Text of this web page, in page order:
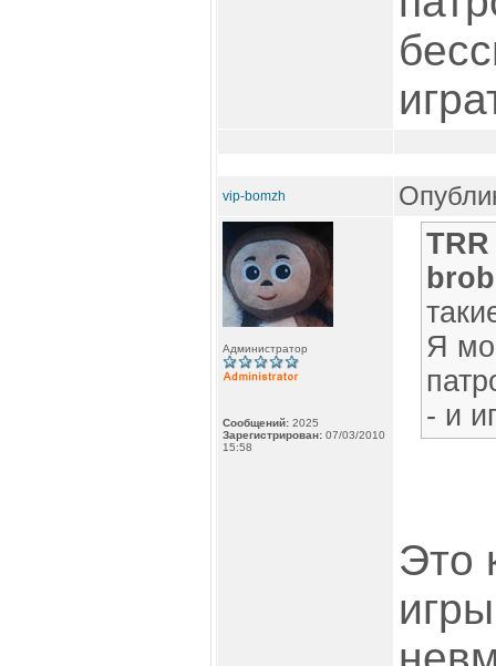
vip-bomzh
Администратор
Сообщений: 2025
Зарегистрирован: 07/03/2010
15:58
Я
- и
Это